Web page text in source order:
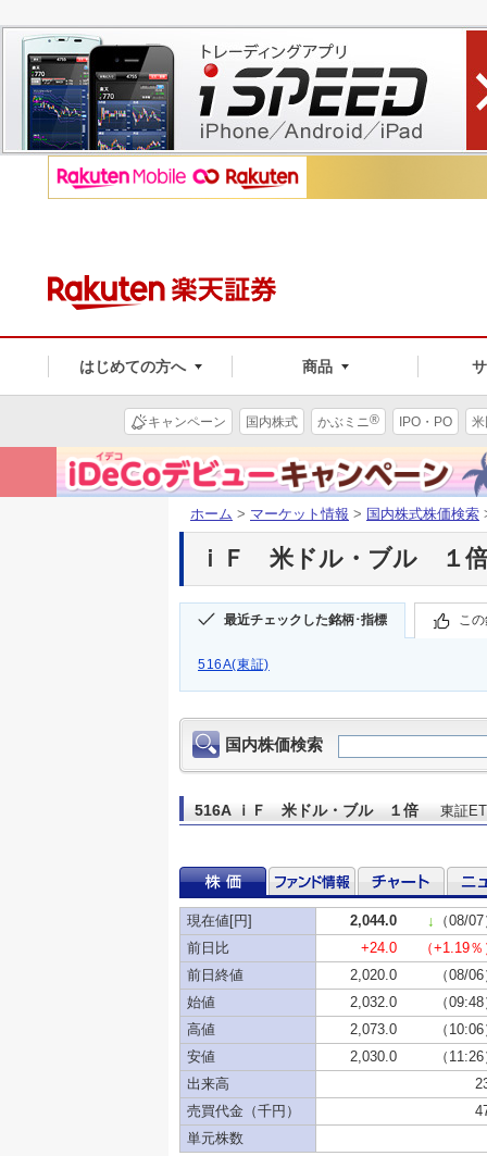
はじめての方へ 商品
キャンペーン 国内株式 かぶミニ® IPO・PO
ホーム > マーケット情報 > 国内株式株価検索
ｉＦ 米ドル・ブル １
最近チェックした銘柄･指標 こ
516A(東証)